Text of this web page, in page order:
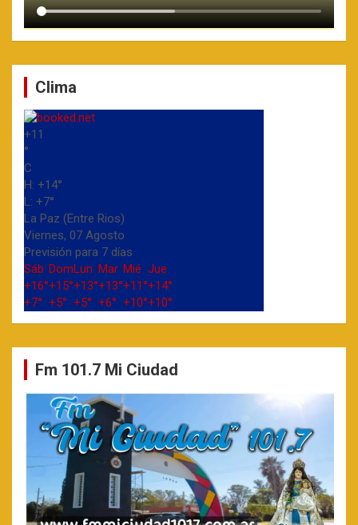
Clima
+11
°
C
H: +14°
L: +7°
La Paz (Entre Rios)
Viernes, 07 Agosto
Previsión para 7 días
Sáb DomLun Mar Mié Jue
+16°+15°+13°+13°+11°+14°
+7° +5° +5° +6° +10°+10°
Fm 101.7 Mi Ciudad